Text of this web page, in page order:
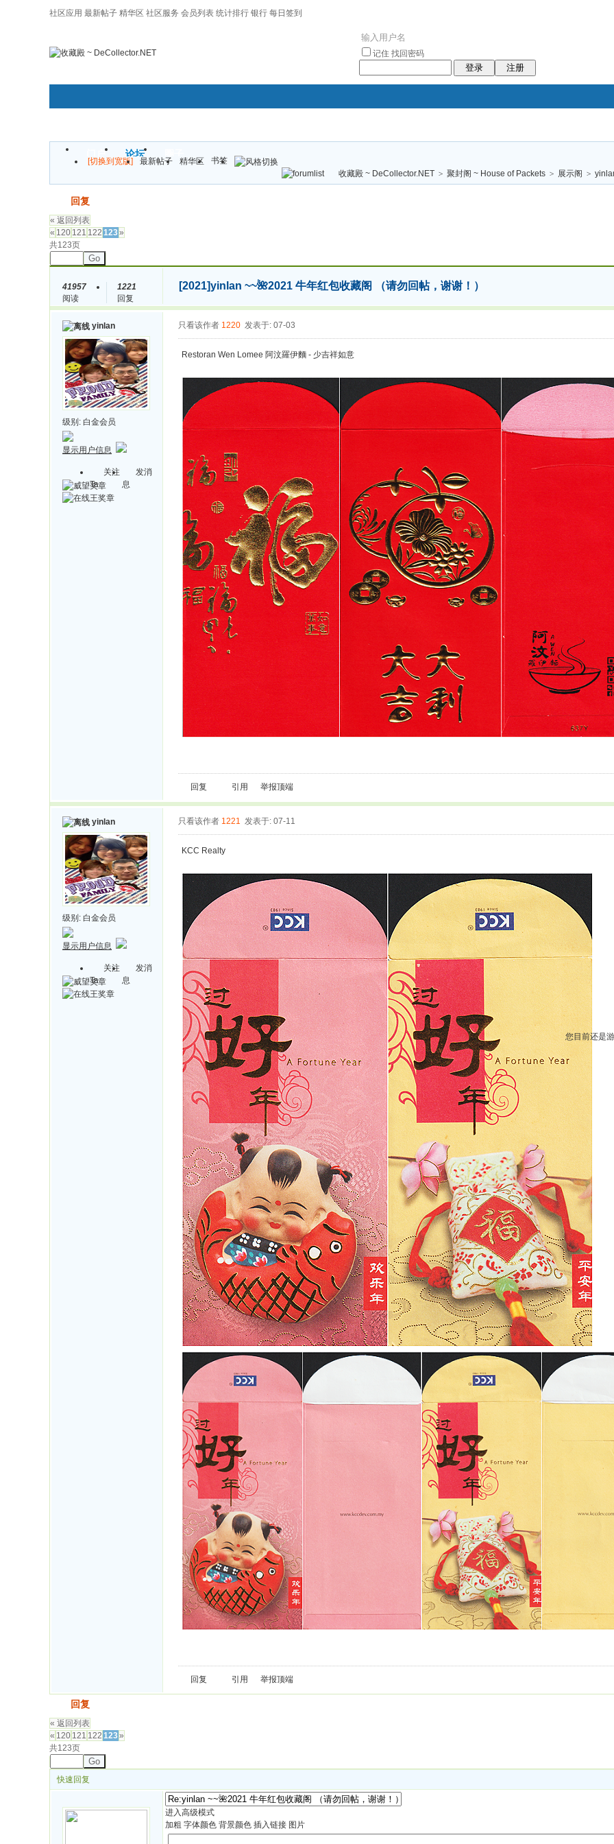
社区应用 最新帖子 精华区 社区服务 会员列表 统计排行 银行 每日签到
记住 找回密码
登录 注册
门户 论坛
褔
袠袠袥眩褦
[切换到宽版] 最新帖子 精华区
书签
收藏殿 ~ DeCollector.NET > 聚封阁 ~ House of Packets > 展示阁 >
回复
« 返回列表
« 120 121 122 123»
共123页
Go
41957
阅读
1221
回复
[2021]yinlan ~~🌺2021 牛年红包收藏阁 （请勿回帖，谢谢！）
yinlan
级别: 白金会员
显示用户信息
关注
Ta
发消
息
只看该作者 1220 发表于: 07-03
Restoran Wen Lomee 阿汶羅伊麵 - 少吉祥如意
回复 引用 举报顶端
yinlan
级别: 白金会员
显示用户信息
关注
Ta
发消
息
只看该作者 1221 发表于: 07-11
KCC Realty
回复 引用 举报顶端
回复
« 返回列表
« 120 121 122 123»
共123页
Go
快速回复
您目前还是
进入高级模式
加粗 字体颜色 背景颜色 插入链接 图片